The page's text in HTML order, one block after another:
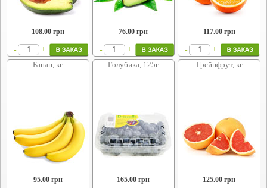
108.00грн
- +
76.00 грн
- +
117.00грн
-
+
Банан, кг
95.00грн
Голубика, 125г
165.00 грн
Грейпфрут, кг
125.00 грн